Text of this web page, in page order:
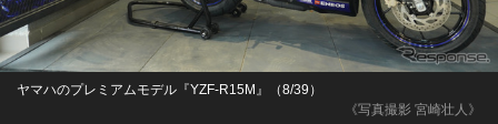
《写真撮影 宮崎壮人》
ヤマハのプレミアムモデル『YZF-R15M』（8/39）